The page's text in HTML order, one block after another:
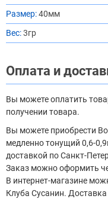
Размер:40мм
Вес:3гр
Оплата и
Вы можете оплатить
получении товара.
Вы можете приобрести
медленно тонущий 0,6-
доставкой по Санкт-
Заказ можно оформить
В интернет-магазине
Клуба Сусанин. Доставка